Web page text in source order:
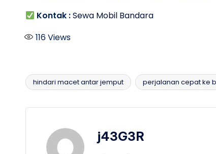
Kontak :Sewa Mobil Bandara
116Views
Tags:
hindari macet antar jemput perjalanan cepat ke
j43G3R